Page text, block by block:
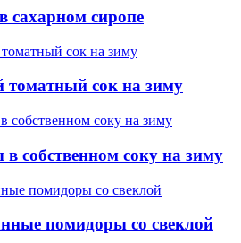
сахарном сиропе
сок на зиму
собственном соку на зиму
помидоры со свеклой